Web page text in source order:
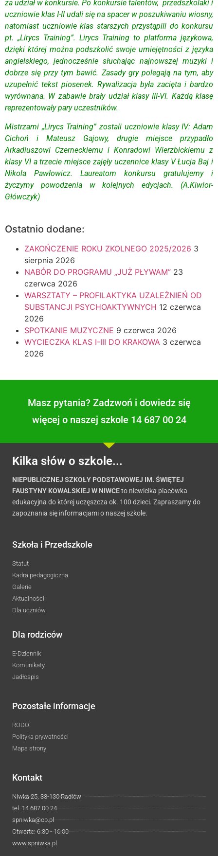
za udział w konkursie. Po konkursie talentów, przedszkolaki i
uczniowie klas I-II udali się na spacer w poszukiwaniu wiosny,
natomiast uczniowie klas starszych przystąpili do konkursu
pt. „Lirycs Training”. Lirycs Training to platforma językowa,
dzięki której można podszkolić swoje umiejętności z języka
angielskiego, jednocześnie słuchając najnowszej muzyki i
dobrze się przy tym bawić. Zasady gry polegają na tym, aby
uzupełnić tekst piosenek. Rywalizacja była zacięta i bardzo
wyrównana. W zabawie brały udział klasy III-VI. Każdą klasę
reprezentowały pary uczestników.
Mistrzami „Lirycs Training” zostali uczniowie klasy IV: Adam
Cichoń i Mateusz Gajowy, drugie miejsce przypadło
Arkadiuszowi Czerneckiemu i Konradowi Wierzbickiemu z
klasy VI a trzecie miejsce zajęły uczennice klasy V Łucja Baj i
Nikola Pawłowicz. Laureatom konkursu gratulujemy i
życzymy powodzenia w kolejnych edycjach. (A.Kiwior-
Główczyk)
Ostatnio dodane:
ZAKOŃCZENIE ROKU ZKOLNEGO 2025/2026 3
sierpnia 2026
NABÓR DO PROGRAMU „JUŻ PŁYWAM” 23
czerwca 2026
WARSZTATY – PROFILAKTYKA UZALEŻNIEŃ OD
SUBSTANCJI PSYCHOAKTYWNYCH 12 czerwca
2026
SPOTKANIE MUZYCZNE 9 czerwca 2026
WYCIECZKA KLAS I-III DO KRAKOWA 3 czerwca
2026
Masz pytania? Zadzwoń i dowiedz się
więcej o naszej szkole 14 687 00 24
Kilka słów o szkole...
NIEPUBLICZNEJ SZKOŁY PODSTAWOWEJ IM. ŚWIĘTEJ
FAUSTYNY KOWALSKIEJ W NIWCEto niewielka placówka
edukacyjna do której uczęszcza ok. 100 dzieci. Zapraszamy do
zapoznania się informacjami o naszej szkole.
Szkoła i Przedszkole
Statut
Kadra pedagogiczna
Galerie
Aktualności
Dla uczniów
Dla rodziców
E-Dziennik
Komunikaty
Jadłospis
Pozostałe informacje
RODO
Polityka prywatności
Mapa strony
Kontakt
Niwka 25, 33-130 Radłów
tel. 14 687 00 24
spniwka@op.pl
Otwarte: 6:30 - 16:00
www.spniwka.pl